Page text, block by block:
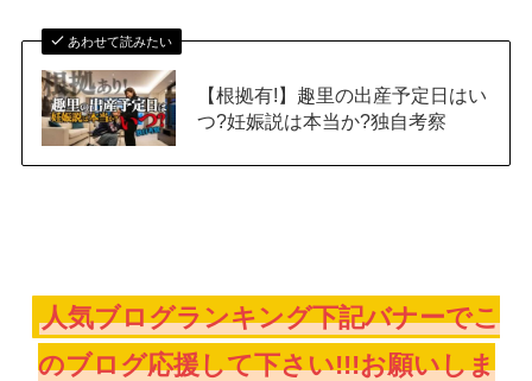
あわせて読みたい
【根拠有!】趣里の出産予定日はい
つ?妊娠説は本当か?独自考察
人気ブログランキング下記バナーでこ
のブログ応援して下さい!!!お願いしま